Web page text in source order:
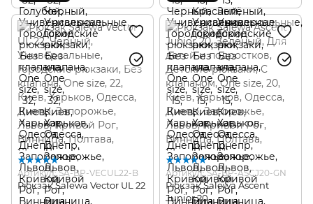
Артикул: SA-BP-VECUL22-B
Рюкзак Salewa Vector UL 22
Артикул: SA-BP-ASCJ20-GN
Рюкзак Salewa Ascent
Junior 20